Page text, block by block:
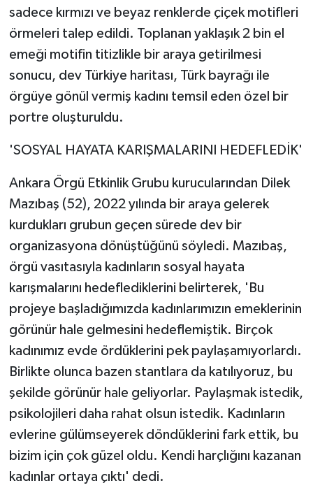
sadece kırmızı ve beyaz renklerde çiçek motifleri
örmeleri talep edildi. Toplanan yaklaşık 2 bin el
emeği motifin titizlikle bir araya getirilmesi
sonucu, dev Türkiye haritası, Türk bayrağı ile
örgüye gönül vermiş kadını temsil eden özel bir
portre oluşturuldu.
'SOSYAL HAYATA KARIŞMALARINI HEDEFLEDİK'
Ankara Örgü Etkinlik Grubu kurucularından Dilek
Mazıbaş (52), 2022 yılında bir araya gelerek
kurdukları grubun geçen sürede dev bir
organizasyona dönüştüğünü söyledi. Mazıbaş,
örgü vasıtasıyla kadınların sosyal hayata
karışmalarını hedeflediklerini belirterek, 'Bu
projeye başladığımızda kadınlarımızın emeklerinin
görünür hale gelmesini hedeflemiştik. Birçok
kadınımız evde ördüklerini pek paylaşamıyorlardı.
Birlikte olunca bazen stantlara da katılıyoruz, bu
şekilde görünür hale geliyorlar. Paylaşmak istedik,
psikolojileri daha rahat olsun istedik. Kadınların
evlerine gülümseyerek döndüklerini fark ettik, bu
bizim için çok güzel oldu. Kendi harçlığını kazanan
kadınlar ortaya çıktı' dedi.
AboneHaber Özel